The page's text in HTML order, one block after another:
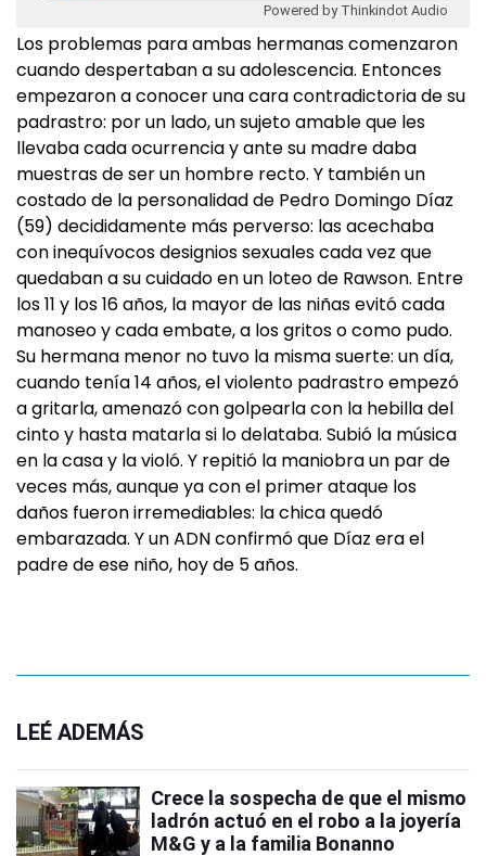
Powered by Thinkindot Audio
Los problemas para ambas hermanas comenzaron
cuando despertaban a su adolescencia. Entonces
empezaron a conocer una cara contradictoria de su
padrastro: por un lado, un sujeto amable que les
llevaba cada ocurrencia y ante su madre daba
muestras de ser un hombre recto. Y también un
costado de la personalidad de Pedro Domingo Díaz
(59) decididamente más perverso: las acechaba
con inequívocos designios sexuales cada vez que
quedaban a su cuidado en un loteo de Rawson. Entre
los 11 y los 16 años, la mayor de las niñas evitó cada
manoseo y cada embate, a los gritos o como pudo.
Su hermana menor no tuvo la misma suerte: un día,
cuando tenía 14 años, el violento padrastro empezó
a gritarla, amenazó con golpearla con la hebilla del
cinto y hasta matarla si lo delataba. Subió la música
en la casa y la violó. Y repitió la maniobra un par de
veces más, aunque ya con el primer ataque los
daños fueron irremediables: la chica quedó
embarazada. Y un ADN confirmó que Díaz era el
padre de ese niño, hoy de 5 años.
LEÉ ADEMÁS
Crece la sospecha de que el mismo
ladrón actuó en el robo a la joyería
M&G y a la familia Bonanno